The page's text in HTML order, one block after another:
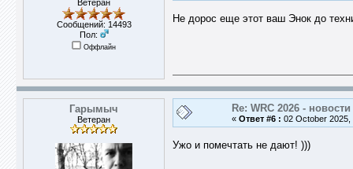
Ветеран
Сообщений: 14493
Пол:
Оффлайн
Не дорос еще этот ваш Энок до
Гарымыч
Ветеран
Re: WRC 2026 -
« Ответ #6 : 02 October 2025,
Ужо и помечтать не дают! )))